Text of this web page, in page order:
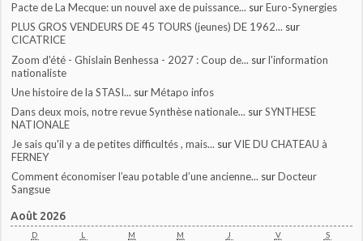
Pacte de La Mecque: un nouvel axe de puissance... surEuro-Synergies
PLUS GROS VENDEURS DE 45 TOURS (jeunes) DE 1962... sur
CICATRICE
Zoom d'été - Ghislain Benhessa - 2027 : Coup de... surl'information
nationaliste
Une histoire de la STASI... surMétapo infos
Dans deux mois, notre revue Synthèse nationale... surSYNTHESE
NATIONALE
Je sais qu'il y a de petites difficultés , mais... surVIE DU CHATEAU à
FERNEY
Comment économiser l’eau potable d’une ancienne... surDocteur
Sangsue
Août 2026
D L M M J V S